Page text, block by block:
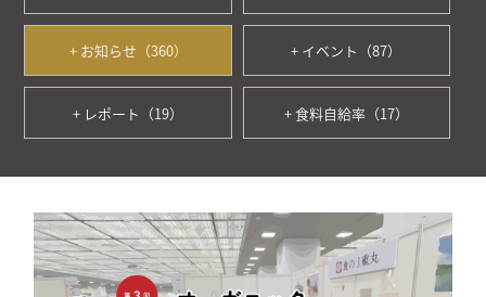
+ お知らせ（360） + イベント（87）
+ レポート（19） + 食料自給率（17）